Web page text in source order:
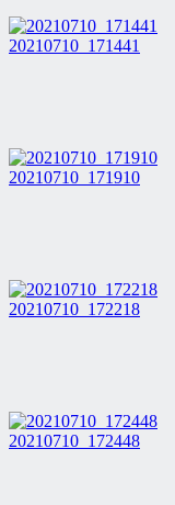
20210710_171441
20210710_171910
20210710_172218
20210710_172448